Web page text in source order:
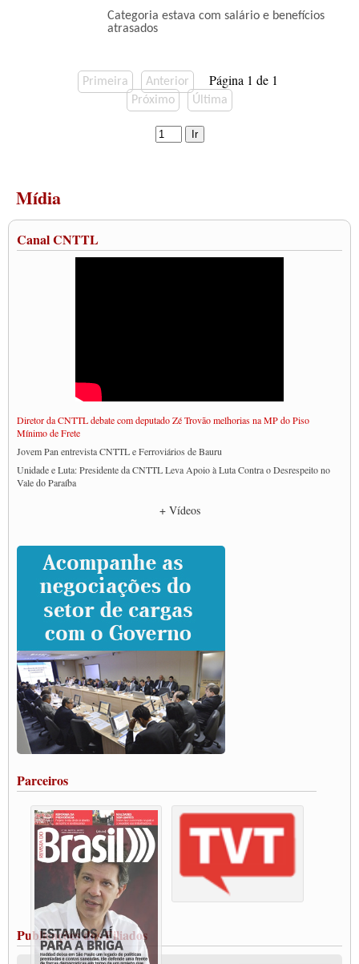
Categoria estava com salário e benefícios
atrasados
Primeira Anterior Página 1 de 1
Próximo Última
Mídia
Canal CNTTL
Diretor da CNTTL debate com deputado Zé Trovão melhorias na MP do Piso
Mínimo de Frete
Jovem Pan entrevista CNTTL e Ferroviários de Bauru
Unidade e Luta: Presidente da CNTTL Leva Apoio à Luta Contra o Desrespeito no
Vale do Paraíba
Caminhoneiros prometem paralisação e cobram diálogo com Lula
CNTTL e lideranças de caminhoneiros participam de debate sobre saúde nas
rodovias
Paulinho e Litti debatem política global para transporte rodoviário de cargas na
SUTCRA no Uruguai
Grande Conquista da Categoria transporte de Cargas e Caminhoneiros Autonomos
ENCONTRO INTERNACIONAL EM APOIO A CLASSE TRABALHADORA
DO BRASIL E A ELEIÇÃO 2022
Carta às Brasileiras e aos Brasileiros em Defesa do Estado Democrático de Direito
Paulinho, presidente da CNTTL, faz balanço do 3º Congresso da CNTTL
Caminhoneiros aprovam greve a partir do 1º de novembro
Rodoviários de Feira Santana fazem Assembleia para avaliar proposta de reajuste
salarial
Vacina Já: Lockdown de 24 horas dos trabalhadores em transportes está mantido,
Condutores de Guarulhos farão greve sanitária nesta terça-feira (20)
Paralisação dos Caminhoneiros na #BR285, entrocamento que liga o Mercosul ao
Rio Grande
Caminhoneiros bloqueiam duas faixas na Castello Branco e fazem protesto
Modal-Live #13 Aumento da Violência Contra Mulher e o Adoecimento da Classe
Trabalhadora em Tempos de Pandemia
MODAL-LIVE#12 POLÍTICAS PÚBLICAS DE TRANSPORTE PARA A
CLASSE TRABALHADORA E ELEIÇÕES NA PANDEMIA
MODAL-LIVE#11 POLÍTICAS PÚBLICAS DE TRANSPORTE
+ Vídeos
Parceiros
Publicações dos Filiados